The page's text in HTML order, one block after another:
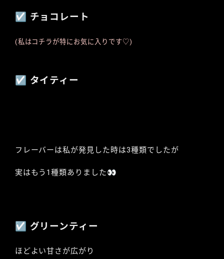
☑︎ チョコレート
(私はコチラが特にお気に入りです♡)
☑︎ タイティー
フレーバーは私が発見した時は3種類でしたが
実はもう1種類ありました👀
☑︎ グリーンティー
ほどよい甘さが広がり